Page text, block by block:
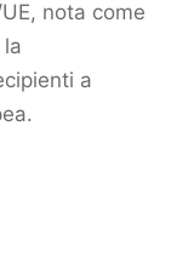
nota come
a